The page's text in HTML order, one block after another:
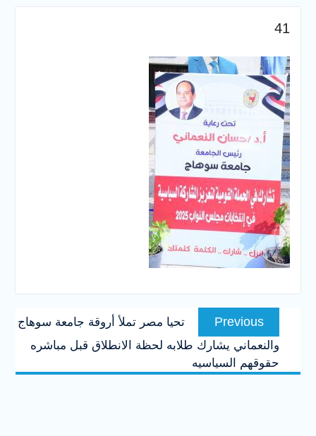
41
تصفّح
المقالاتPrevious
Previous
post:
تحيا مصر تملأ أروقة جامعة سوهاج
والنعماني يشارك طلابه لحظة الانطلاق قبل مباشره
حقوقهم السياسيه